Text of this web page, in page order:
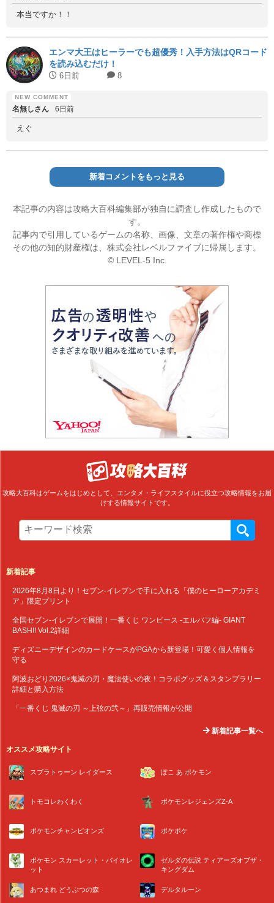
本当ですか！！
エンマ大王はヒーラーでも超優秀！入手方法はQRコード
を読み込むだけ！
6日前 8
名無しさん 6日前
えぐ
新着コメントをもっと見る
本記事の内容は攻略大百科編集部が独自に調査し作成したもので
す。
記事内で引用しているゲームの名称、画像、文章の著作権や商標
その他の知的財産権は、株式会社レベルファイブに帰属します。
© LEVEL-5 Inc.
攻略大百科はゲームをはじめとして、エンタメ・ライフスタイルに役立つ攻略情報をお届
けする情報サイトです。
新着記事
2026年8月8日より！セブン‐イレブンで手に入れる「僕のヒーローアカデミ
ア」限定プリント
全国セブン‐イレブンで展開！一番くじ ワンピース -エルバフ編- GIANT
BASH!! Vol.2詳細
ディズニーデザインのカードケースがPGAから新登場！可愛く個人情報を
守る
阿波おどり2026×鬼滅の刃・魔法使いの夜！コラボグッズ＆スタンプラリー
詳細と購入方法
「一番くじ 鬼滅の刃 ～上弦の弐～」再販売情報が公開
新着記事一覧へ
オススメ攻略サイト
スプラトゥーン レイダース ぽこ あ ポケモン
トモコレわくわく ポケモンレジェンズZ-A
ポケモンチャンピオンズ ポケポケ
ポケモン スカーレット・バイオレ
ット
ゼルダの伝説 ティアーズオブザ・
キングダム
あつまれ どうぶつの森 デルタルーン